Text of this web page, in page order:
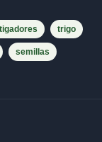
trigo
semillas